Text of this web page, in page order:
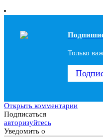
Только
Открыть комментарии
Подписаться
авторизуйтесь
Уведомить о